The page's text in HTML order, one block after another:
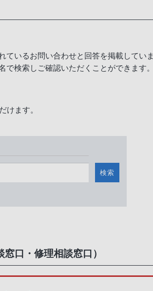
いるお問い合わせと回答を掲載していま
検索しご確認いただくことができます。
けます。
検索
口・修理相談窓口）